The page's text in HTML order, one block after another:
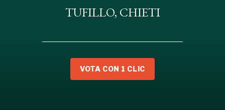
TUFILLO, CHIETI
VOTA CON 1 CLIC